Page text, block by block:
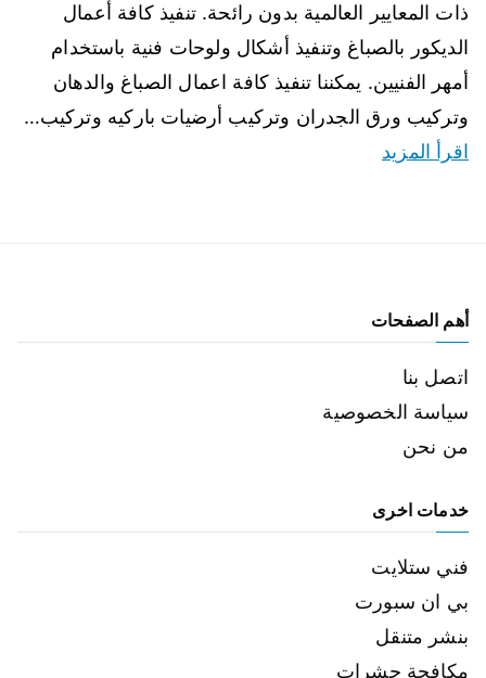
ذات المعايير العالمية بدون رائحة. تنفيذ كافة أعمال
الديكور بالصباغ وتنفيذ أشكال ولوحات فنية باستخدام
أمهر الفنيين. يمكننا تنفيذ كافة اعمال الصباغ والدهان
وتركيب ورق الجدران وتركيب أرضيات باركيه وتركيب…
اقرأ المزيد
أهم الصفحات
اتصل بنا
سياسة الخصوصية
من نحن
خدمات اخرى
فني ستلايت
بي ان سبورت
بنشر متنقل
مكافحة حشرات